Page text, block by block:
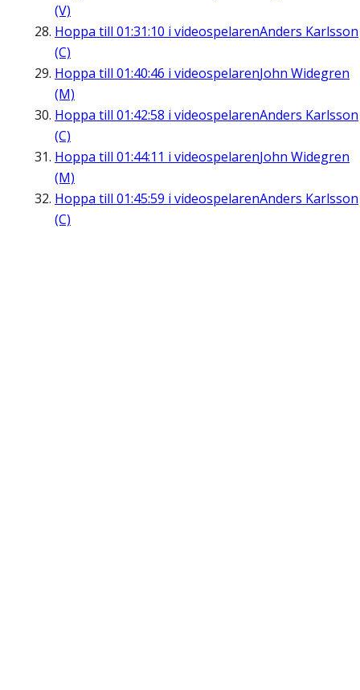
(V)
Hoppa till 01:31:10 i videospelarenAnders Karlsson
(C)
Hoppa till 01:40:46 i videospelarenJohn Widegren
(M)
Hoppa till 01:42:58 i videospelarenAnders Karlsson
(C)
Hoppa till 01:44:11 i videospelarenJohn Widegren
(M)
Hoppa till 01:45:59 i videospelarenAnders Karlsson
(C)